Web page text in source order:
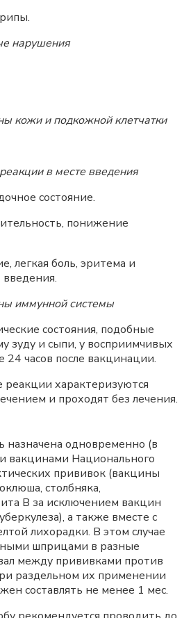
нарушения
кожи и подкожной клетчатки
в месте введения
состояние.
понижение
легкая боль, эритема и
введения.
иммунной системы
состояния, подобные
зуду и сыпи, у восприимчивых
24 часов после вакцинации.
характеризуются
и проходят без лечения.
одновременно (в
вакцинами Национального
прививок (вакцины
столбняка,
B за исключением вакцин
а также вместе с
лихорадки. В этом случае
шприцами в разные
между прививками против
раздельном их применении
составлять не менее 1 мес.